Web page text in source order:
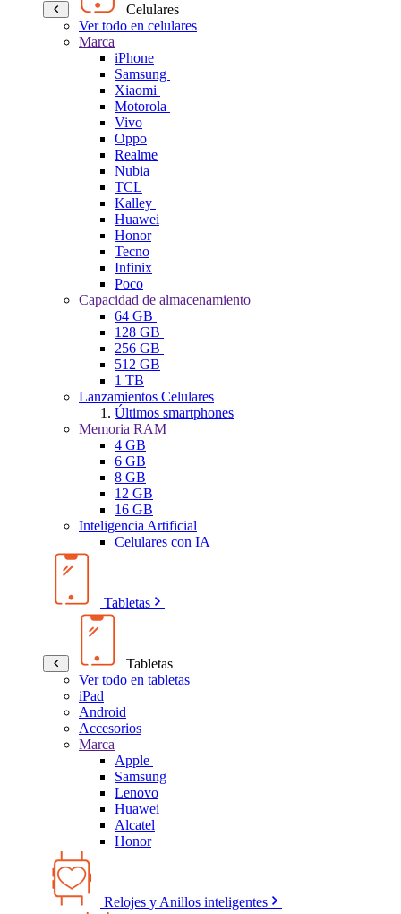
Celulares
Ver todo en celulares
Marca
iPhone
Samsung
Xiaomi
Motorola
Vivo
Oppo
Realme
Nubia
TCL
Kalley
Huawei
Honor
Tecno
Infinix
Poco
Capacidad de almacenamiento
64 GB
128 GB
256 GB
512 GB
1 TB
Lanzamientos Celulares
Últimos smartphones
Memoria RAM
4 GB
6 GB
8 GB
12 GB
16 GB
Inteligencia Artificial
Celulares con IA
Tabletas
Tabletas
Ver todo en tabletas
iPad
Android
Accesorios
Marca
Apple
Samsung
Lenovo
Huawei
Alcatel
Honor
Relojes y Anillos inteligentes